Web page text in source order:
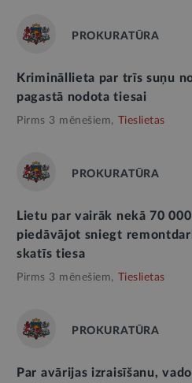
PROKURATŪRA
Krimināllieta par trīs suņu
pagastā nodota tiesai
Pirms 3 mēnešiem, Tieslietas
PROKURATŪRA
Lietu par vairāk nekā 70
piedāvājot sniegt
skatīs tiesa
Pirms 3 mēnešiem, Tieslietas
PROKURATŪRA
Par avārijas izraisīšanu,